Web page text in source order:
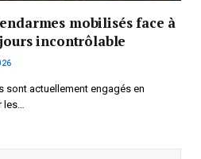
mobilisés face à
incontrôlable
sont actuellement engagés en
les…